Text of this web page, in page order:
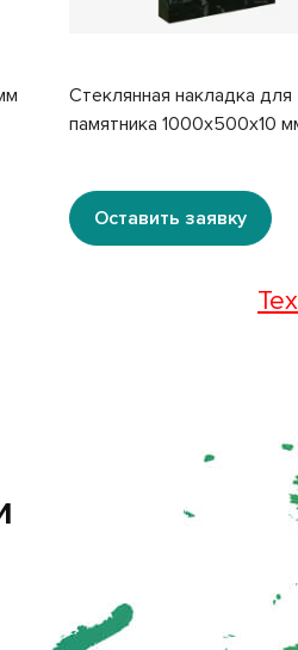
Стеклянная накладка для
памятника 1000x500x10
Оставить заявку